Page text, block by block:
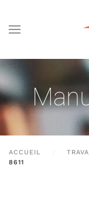
Passer au
ACCUEIL
8611